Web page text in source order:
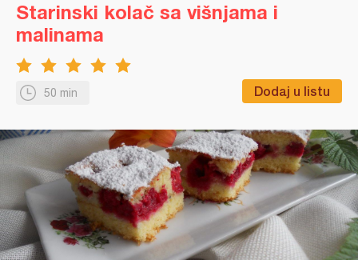
50 min Dodaj u listu
Starinski kolač sa višnjama i
malinama